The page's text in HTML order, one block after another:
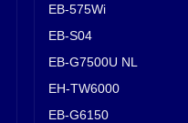
EB-575Wi
EB-S04
EB-G7500U NL
EH-TW6000
EB-G6150